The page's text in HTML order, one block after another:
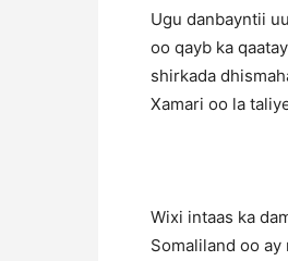
Ugu danbayntii
oo qayb ka
shirkada
Xamari oo la
Wixi intaas ka
Somaliland oo